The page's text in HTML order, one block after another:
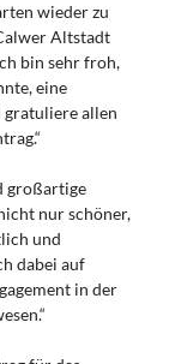
wieder zu
Altstadt
bin sehr froh,
eine
gratuliere allen
großartige
nur schöner,
und
dabei auf
in der